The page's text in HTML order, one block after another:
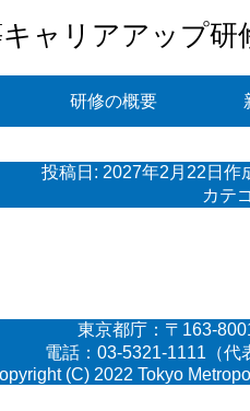
ャリアアップ研
研修の概要
投稿日: 2027年2月22日 作
カテ
東京都庁：〒163-
電話：03-5321-1111（代
(C) 2022 Tokyo